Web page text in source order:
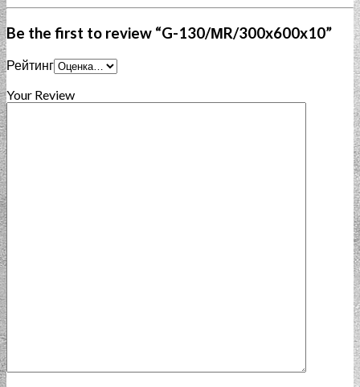
Be the first to review “G-130/МR/300x600x10”
Рейтинг
Your Review